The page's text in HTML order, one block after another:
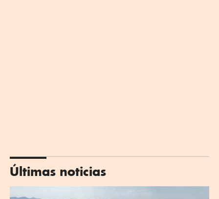
Últimas noticias